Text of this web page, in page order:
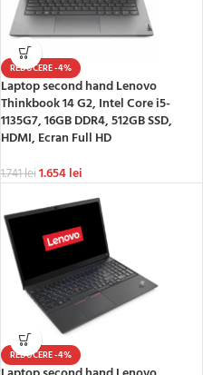
REDUCERE -4%
Laptop second hand Lenovo
Thinkbook 14 G2, Intel Core i5-
1135G7, 16GB DDR4, 512GB SSD,
HDMI, Ecran Full HD
1.741lei1.654lei
REDUCERE -4%